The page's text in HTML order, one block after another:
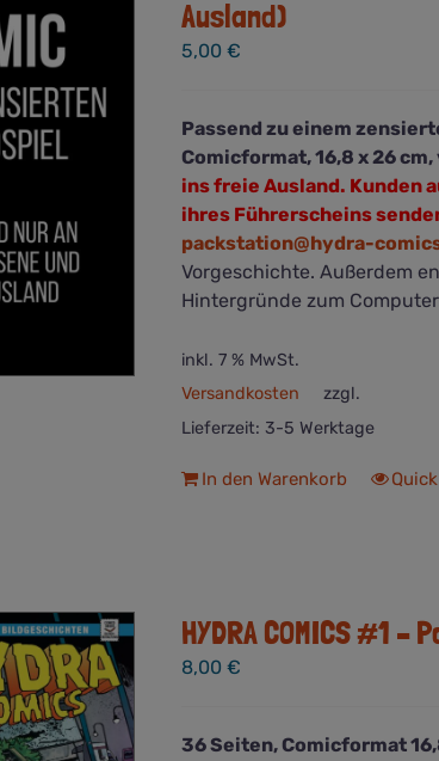
Ausland)
5,00 €
Passend zu einem
Comicformat, 16,8 x 26
ins freie Ausland. Kunden
ihres Führerscheins
packstation@hydra-
Vorgeschichte. Außerdem
Hintergründe zum
inkl. 7 % MwSt.
zzgl.
Versandkosten
Lieferzeit: 3-5 Werktage
In den Warenkorb
HYDRA COMICS #1
8,00 €
36 Seiten, Comicformat